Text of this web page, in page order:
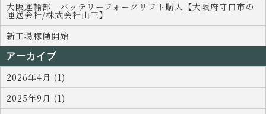
大阪運輸部 バッテリーフォークリフト購入【大阪府守口市の
運送会社/株式会社山三】
新工場稼働開始
アーカイブ
2026年4月 (1)
2025年9月 (1)